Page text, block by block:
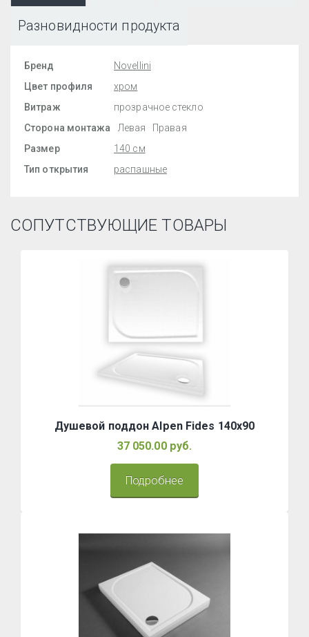
Разновидности продукта
Бренд
Novellini
Цвет профиля
хром
Витраж
прозрачное стекло
Сторона монтажа
Левая
Правая
Размер
140 см
Тип открытия
распашные
СОПУТСТВУЮЩИЕ ТОВАРЫ
Душевой поддон Alpen Fides 140x90
37 050.00 руб.
Подробнее